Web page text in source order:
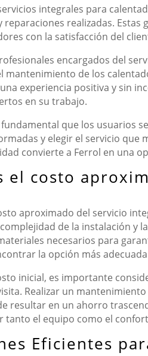
integrales para
reparaciones realizadas.
con la satisfacción del
encargados del
mantenimiento de los
experiencia positiva y sin
en su trabajo.
que los usuarios
y elegir el servicio que
convierte a Ferrol en una
el costo
aproximado del servicio
de la instalación y
necesarios para
la opción más
inicial, es importante
Realizar un
resultar en un ahorro
tanto el equipo como el
Eficientes